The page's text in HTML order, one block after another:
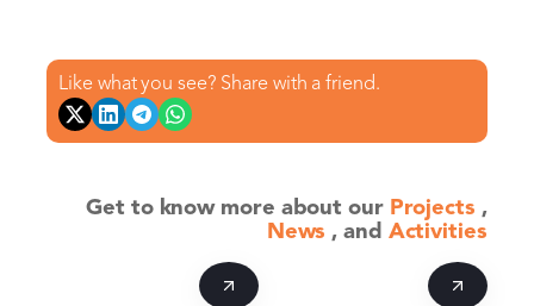
Like what you see? Share with a friend.
Get to know more about our Projects ,
News , and Activities